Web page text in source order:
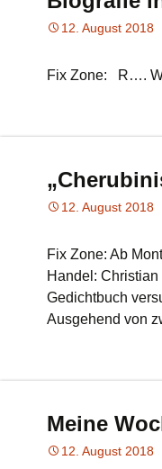
12. August 2018
Fix Zone: R….
12. August 2018
Fix Zone: Ab
Handel:
Gedichtbuch
Ausgehend von
Meine
12. August 2018